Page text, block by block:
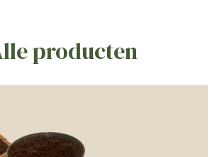
producten